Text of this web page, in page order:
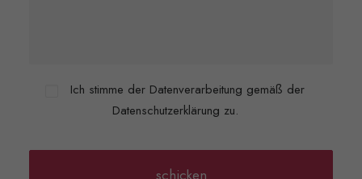
Ich stimme der Datenverarbeitung gemäß der
Datenschutzerklärung zu.